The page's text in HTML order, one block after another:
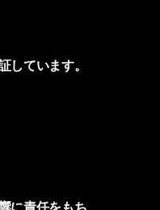
しています。